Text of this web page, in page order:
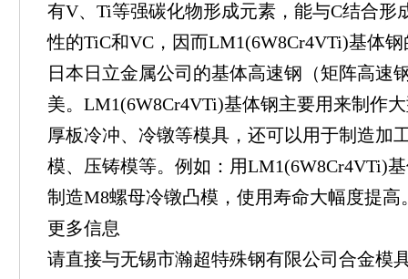
有V、Ti等强碳化物形成元素，能与C结合形
性的TiC和VC，因而LM1(6W8Cr4VTi)基体
日本日立金属公司的基体高速钢（矩阵高速
美。LM1(6W8Cr4VTi)基体钢主要用来制作
厚板冷冲、冷镦等模具，还可以用于制造加
模、压铸模等。例如：用LM1(6W8Cr4VTi)
制造M8螺母冷镦凸模，使用寿命大幅度提高
更多信息
请直接与无锡市瀚超特殊钢有限公司合金模